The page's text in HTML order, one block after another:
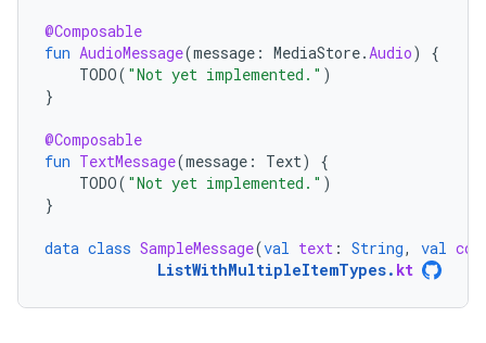
@Composable
fun AudioMessage(message : MediaStore.Audio)
{
TODO( "Not yet implemented." )
}
@Composable
fun TextMessage(message : Text)
{
TODO( "Not yet implemented." )
}
data class SampleMessage(val text : String, val
ListWithMultipleItemTypes. kt